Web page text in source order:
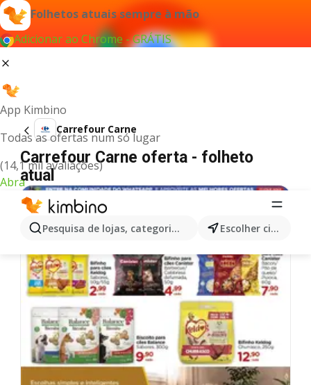
Folhetos atuais sempre à mão
Adicionar ao Chrome - GRÁTIS
App Kimbino
Todas as ofertas num só lugar
(14,1 mil avaliações)
Abra
Pesquisa de lojas, categorias,produtos... Escolher cidade
Carrefour Carne
Carrefour Carne oferta - folheto
atual